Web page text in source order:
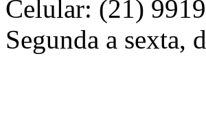
Celular: (21)
Segunda a sexta,